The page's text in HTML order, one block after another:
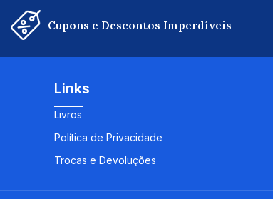
Cupons e Descontos Imperdíveis
Links
Livros
Política de Privacidade
Trocas e Devoluções